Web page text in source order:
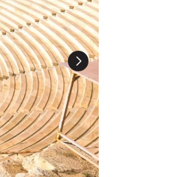
Suivant